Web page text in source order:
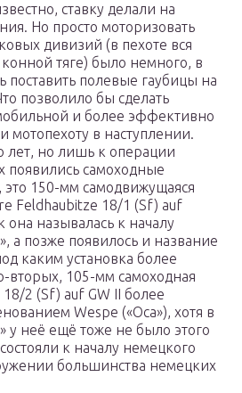
ставку делали на
Но просто моторизовать
дивизий (в пехоте вся
тяге) было немного, в
поставить полевые гаубицы на
позволило бы сделать
и более эффективно
мотопехоту в наступлении.
лет, но лишь к операции
появились самоходные
150-мм самодвижущаяся
Feldhaubitze 18/1 (Sf) auf
она называлась к началу
а позже появилось и название
каким установка более
вторых, 105-мм самоходная
18/2 (Sf) auf GW II более
Wespe («Оса»), хотя в
у неё ещё тоже не было этого
к началу немецкого
большинства немецких